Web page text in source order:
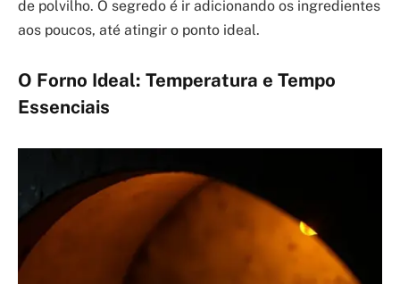
de polvilho. O segredo é ir adicionando os ingredientes
aos poucos, até atingir o ponto ideal.
O Forno Ideal: Temperatura e Tempo
Essenciais